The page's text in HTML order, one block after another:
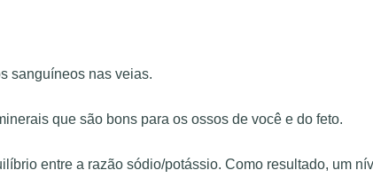
sanguíneos nas veias.
que são bons para os ossos de você e do feto.
entre a razão sódio/potássio. Como resultado, um